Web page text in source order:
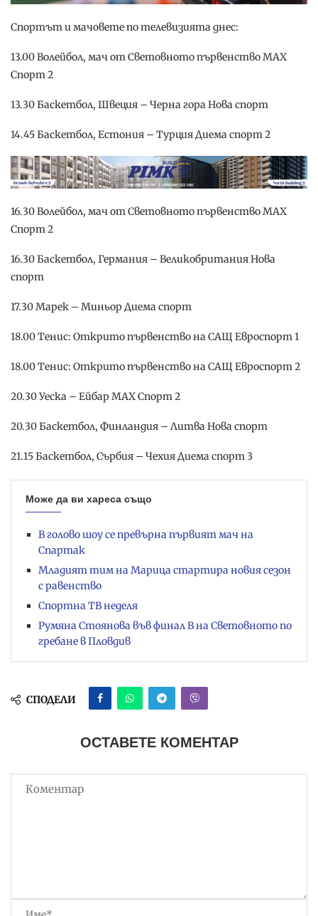
Спортът и мачовете по телевизията днес:
13.00 Волейбол, мач от Световното първенство МАХ
Спорт 2
13.30 Баскетбол, Швеция – Черна гора Нова спорт
14.45 Баскетбол, Естония – Турция Диема спорт 2
16.30 Волейбол, мач от Световното първенство МАХ
Спорт 2
16.30 Баскетбол, Германия – Великобритания Нова
спорт
17.30 Марек – Миньор Диема спорт
18.00 Тенис: Открито първенство на САЩ Евроспорт 1
18.00 Тенис: Открито първенство на САЩ Евроспорт 2
20.30 Уеска – Ейбар МАХ Спорт 2
20.30 Баскетбол, Финландия – Литва Нова спорт
21.15 Баскетбол, Сърбия – Чехия Диема спорт 3
Може да ви хареса също
В голово шоу се превърна първият мач на
Спартак
Младият тим на Марица стартира новия сезон
с равенство
Спортна ТВ неделя
Румяна Стоянова във финал B на Световното по
гребане в Пловдив
СПОДЕЛИ
ОСТАВЕТЕ КОМЕНТАР